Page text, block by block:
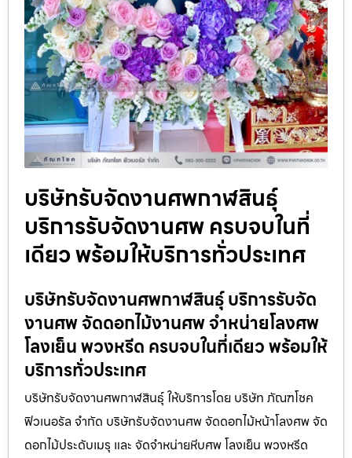
บริษัทรับจัดงานศพกาฬสินธุ์
บริการรับจัดงานศพ ครบจบในที่
เดียว พร้อมให้บริการทั่วประเทศ
บริษัทรับจัดงานศพกาฬสินธุ์ บริการรับจัด
งานศพ จัดดอกไม้งานศพ จำหน่ายโลงศพ
โลงเย็น พวงหรีด ครบจบในที่เดียว พร้อมให้
บริการทั่วประเทศ
บริษัทรับจัดงานศพกาฬสินธุ์ ให้บริการโดย บริษัท ภัณฑโชค
ฟิวเนอรัล จำกัด บริษัทรับจัดงานศพ จัดดอกไม้หน้าโลงศพ จัด
ดอกไม้ประดับเมรุ และ จัดจำหน่ายหีบศพ โลงเย็น พวงหรีด